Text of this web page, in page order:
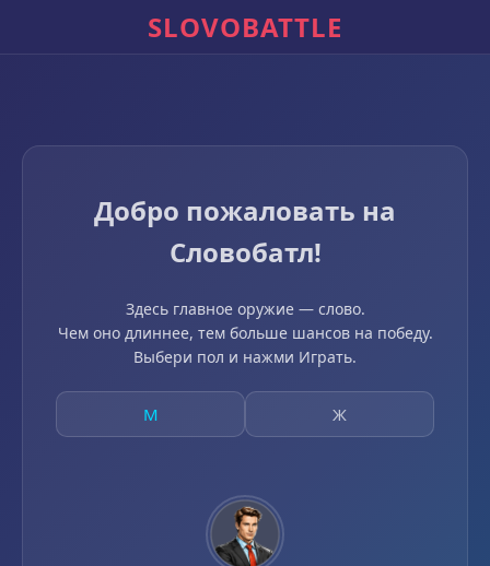
SLOVOBATTLE
Добро пожаловать на
Словобатл!
Здесь главное оружие — слово.
Чем оно длиннее, тем больше шансов на победу.
Выбери пол и нажми Играть.
М Ж